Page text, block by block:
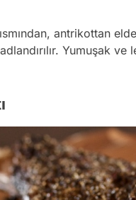
antrikottan
Yumuşak